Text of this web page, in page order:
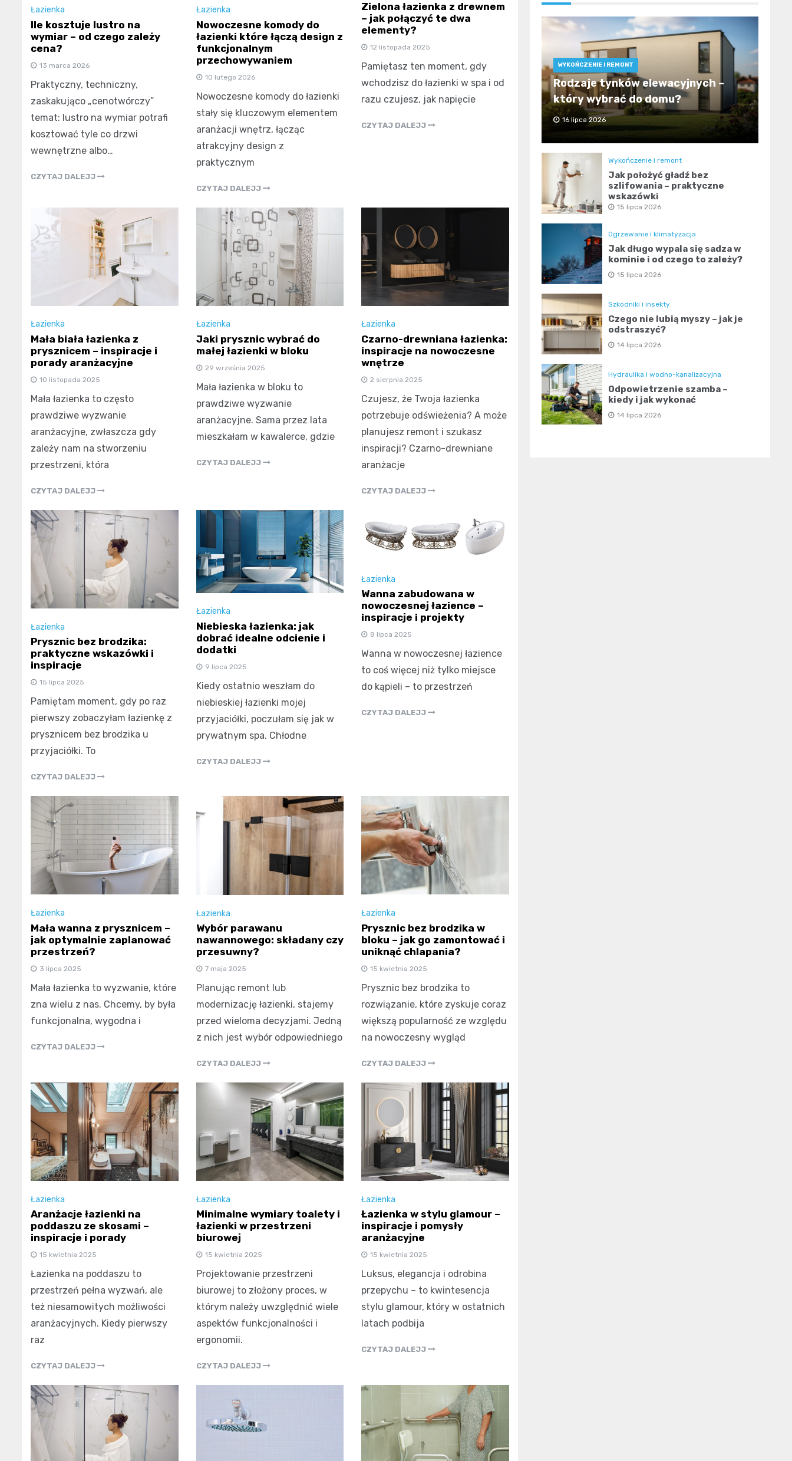
Łazienka
Ile kosztuje lustro na
wymiar – od czego zależy
cena?
13 marca 2026
Praktyczny, techniczny,
zaskakująco „cenotwórczy”
temat: lustro na wymiar potrafi
kosztować tyle co drzwi
wewnętrzne albo…
CZYTAJ DALEJJ
Łazienka
Nowoczesne komody do
łazienki które łączą design z
funkcjonalnym
przechowywaniem
10 lutego 2026
Nowoczesne komody do łazienki
stały się kluczowym elementem
aranżacji wnętrz, łącząc
atrakcyjny design z
praktycznym
CZYTAJ DALEJJ
Zielona łazienka z drewnem
– jak połączyć te dwa
elementy?
12 listopada 2025
Pamiętasz ten moment, gdy
wchodzisz do łazienki w spa i od
razu czujesz, jak napięcie
CZYTAJ DALEJJ
Łazienka
Mała biała łazienka z
prysznicem – inspiracje i
porady aranżacyjne
10 listopada 2025
Mała łazienka to często
prawdziwe wyzwanie
aranżacyjne, zwłaszcza gdy
zależy nam na stworzeniu
przestrzeni, która
CZYTAJ DALEJJ
Łazienka
Jaki prysznic wybrać do
małej łazienki w bloku
29 września 2025
Mała łazienka w bloku to
prawdziwe wyzwanie
aranżacyjne. Sama przez lata
mieszkałam w kawalerce, gdzie
CZYTAJ DALEJJ
Łazienka
Czarno-drewniana łazienka:
inspiracje na nowoczesne
wnętrze
2 sierpnia 2025
Czujesz, że Twoja łazienka
potrzebuje odświeżenia? A może
planujesz remont i szukasz
inspiracji? Czarno-drewniane
aranżacje
CZYTAJ DALEJJ
Łazienka
Prysznic bez brodzika:
praktyczne wskazówki i
inspiracje
15 lipca 2025
Pamiętam moment, gdy po raz
pierwszy zobaczyłam łazienkę z
prysznicem bez brodzika u
przyjaciółki. To
CZYTAJ DALEJJ
Łazienka
Niebieska łazienka: jak
dobrać idealne odcienie i
dodatki
9 lipca 2025
Kiedy ostatnio weszłam do
niebieskiej łazienki mojej
przyjaciółki, poczułam się jak w
prywatnym spa. Chłodne
CZYTAJ DALEJJ
Łazienka
Wanna zabudowana w
nowoczesnej łazience –
inspiracje i projekty
8 lipca 2025
Wanna w nowoczesnej łazience
to coś więcej niż tylko miejsce
do kąpieli – to przestrzeń
CZYTAJ DALEJJ
Łazienka
Mała wanna z prysznicem –
jak optymalnie zaplanować
przestrzeń?
3 lipca 2025
Mała łazienka to wyzwanie, które
zna wielu z nas. Chcemy, by była
funkcjonalna, wygodna i
CZYTAJ DALEJJ
Łazienka
Wybór parawanu
nawannowego: składany czy
przesuwny?
7 maja 2025
Planując remont lub
modernizację łazienki, stajemy
przed wieloma decyzjami. Jedną
z nich jest wybór odpowiedniego
CZYTAJ DALEJJ
Łazienka
Prysznic bez brodzika w
bloku – jak go zamontować i
uniknąć chlapania?
15 kwietnia 2025
Prysznic bez brodzika to
rozwiązanie, które zyskuje coraz
większą popularność ze względu
na nowoczesny wygląd
CZYTAJ DALEJJ
Łazienka
Aranżacje łazienki na
poddaszu ze skosami –
inspiracje i porady
15 kwietnia 2025
Łazienka na poddaszu to
przestrzeń pełna wyzwań, ale
też niesamowitych możliwości
aranżacyjnych. Kiedy pierwszy
raz
CZYTAJ DALEJJ
Łazienka
Minimalne wymiary toalety i
łazienki w przestrzeni
biurowej
15 kwietnia 2025
Projektowanie przestrzeni
biurowej to złożony proces, w
którym należy uwzględnić wiele
aspektów funkcjonalności i
ergonomii.
CZYTAJ DALEJJ
Łazienka
Łazienka w stylu glamour –
inspiracje i pomysły
aranżacyjne
15 kwietnia 2025
Luksus, elegancja i odrobina
przepychu – to kwintesencja
stylu glamour, który w ostatnich
latach podbija
CZYTAJ DALEJJ
WYKOŃCZENIE I REMONT
Rodzaje tynków elewacyjnych –
który wybrać do domu?
16 lipca 2026
Wykończenie i remont
Jak położyć gładź bez
szlifowania – praktyczne
wskazówki
15 lipca 2026
Ogrzewanie i klimatyzacja
Jak długo wypala się sadza w
kominie i od czego to zależy?
15 lipca 2026
Szkodniki i insekty
Czego nie lubią myszy – jak je
odstraszyć?
14 lipca 2026
Hydraulika i wodno-kanalizacyjna
Odpowietrzenie szamba –
kiedy i jak wykonać
14 lipca 2026